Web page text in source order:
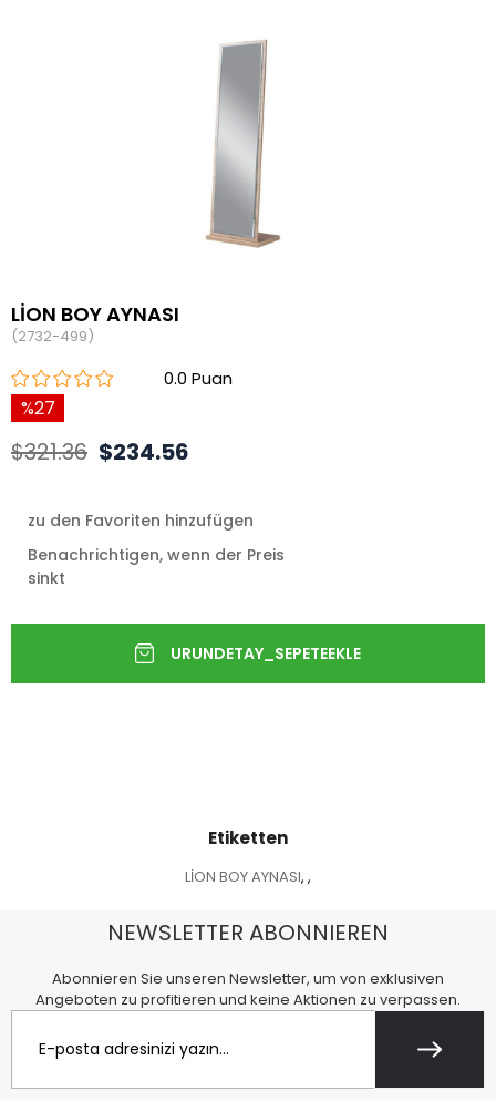
LİON BOY AYNASI
(2732-499)
0.0
27
$321.36 $234.56
zu den Favoriten hinzufügen
Benachrichtigen, wenn der Preis
sinkt
Etiketten
LİON BOY AYNASI, ,
NEWSLETTER ABONNIEREN
Abonnieren Sie unseren Newsletter, um von exklusiven
Angeboten zu profitieren und keine Aktionen zu verpassen.